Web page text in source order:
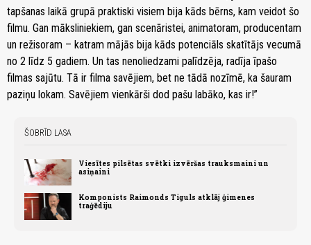
tapšanas laikā grupā praktiski visiem bija kāds bērns, kam veidot šo
filmu. Gan māksliniekiem, gan scenāristei, animatoram, producentam
un režisoram – katram mājās bija kāds potenciāls skatītājs vecumā
no 2 līdz 5 gadiem. Un tas nenoliedzami palīdzēja, radīja īpašo
filmas sajūtu. Tā ir filma savējiem, bet ne tādā nozīmē, ka šauram
paziņu lokam. Savējiem vienkārši dod pašu labāko, kas ir!”
ŠOBRĪD LASA
Viesītes pilsētas svētki izvēršas trauksmaini un
asiņaini
Komponists Raimonds Tiguls atklāj ģimenes
traģēdiju